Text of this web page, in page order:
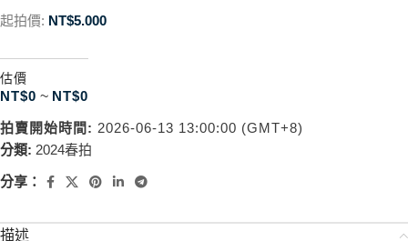
起拍價: NT$5.000
估價
NT$0 ~ NT$0
拍賣開始時間: 2026-06-13 13:00:00 (GMT+8)
分類: 2024春拍
分享：
描述